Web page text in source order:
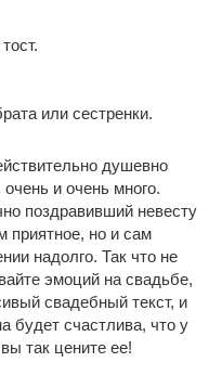
или сестренки.
душевно
и очень много.
поздравивший невесту
приятное, но и сам
надолго. Так что не
эмоций на свадьбе,
свадебный текст, и
будет счастлива, что у
так цените ее!